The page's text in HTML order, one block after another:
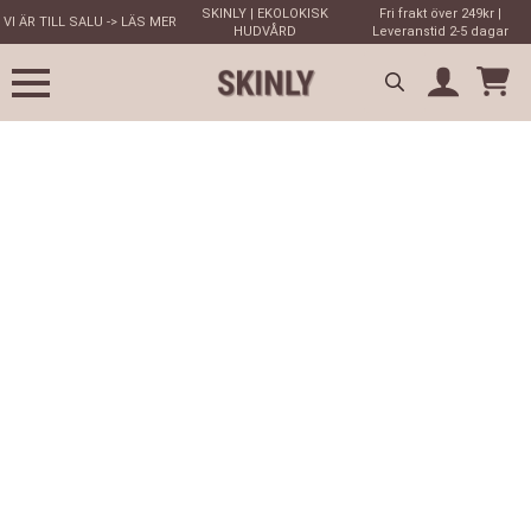
VI ÄR TILL SALU -> LÄS MER
SKINLY | EKOLOKISK
HUDVÅRD
Fri frakt över 249kr |
Leveranstid 2-5 dagar
Search